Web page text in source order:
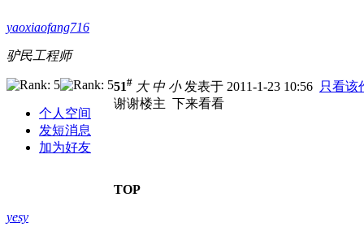
yaoxiaofang716
驴民工程师
个人空间
发短消息
加为好友
51# 大 中 小发表于 2011-1-23 10:56 只看该
谢谢楼主 下来看看
TOP
yesy